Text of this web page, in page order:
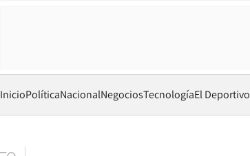
InicioPolíticaNacionalNegociosTecnologíaEl Deportivo